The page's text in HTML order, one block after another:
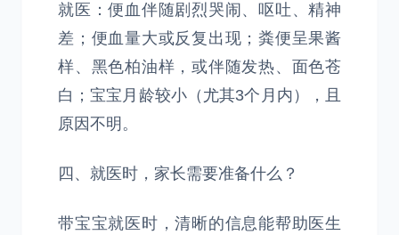
就医：便血伴随剧烈哭闹、呕吐、精神
差；便血量大或反复出现；粪便呈果酱
样、黑色柏油样，或伴随发热、面色苍
白；宝宝月龄较小（尤其3个月内），且
原因不明。
四、就医时，家长需要准备什么？
带宝宝就医时，清晰的信息能帮助医生